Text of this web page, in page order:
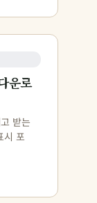
운로
받는
시 포